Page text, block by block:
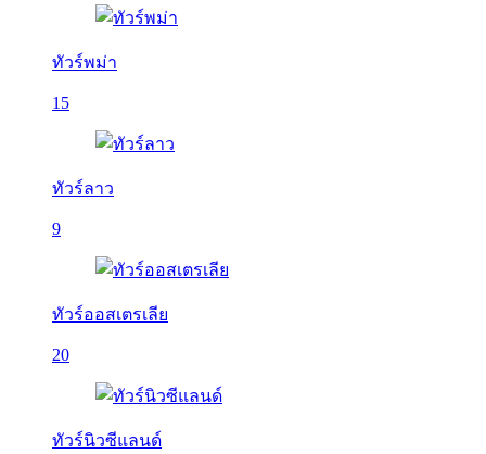
ทัวร์พม่า
15
ทัวร์ลาว
9
ทัวร์ออสเตรเลีย
20
ทัวร์นิวซีแลนด์